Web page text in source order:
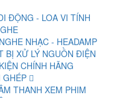
ĐỘNG - LOA VI TÍNH
NHẠC - HEADAMP
BỊ XỬ LÝ NGUỒN ĐIỆN
CHÍNH HÃNG
GHÉP
THANH XEM PHIM